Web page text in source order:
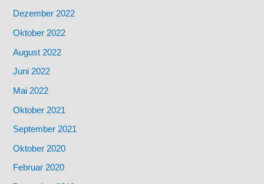
Dezember 2022
Oktober 2022
August 2022
Juni 2022
Mai 2022
Oktober 2021
September 2021
Oktober 2020
Februar 2020